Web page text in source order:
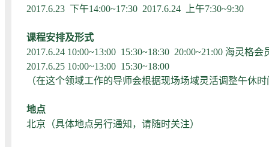
2017.6.23 下午14:00~17:30 2017.6.24 上午7:30~9:30
课程安排及形式
2017.6.24 10:00~13:00 15:30~18:30 20:00~21:00 海灵格会
2017.6.25 10:00~13:00 15:30~18:00
（在这个领域工作的导师会根据现场场域灵活调整午休
地点
北京（具体地点另行通知，请随时关注）